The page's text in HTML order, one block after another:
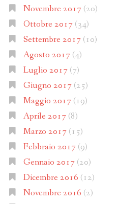
Novembre 2017(20)
Ottobre 2017(34)
Settembre 2017(10)
Agosto 2017(4)
Luglio 2017(7)
Giugno 2017(25)
Maggio 2017(19)
Aprile 2017(8)
Marzo 2017(15)
Febbraio 2017(9)
Gennaio 2017(20)
Dicembre 2016 (12)
Novembre 2016 (2)